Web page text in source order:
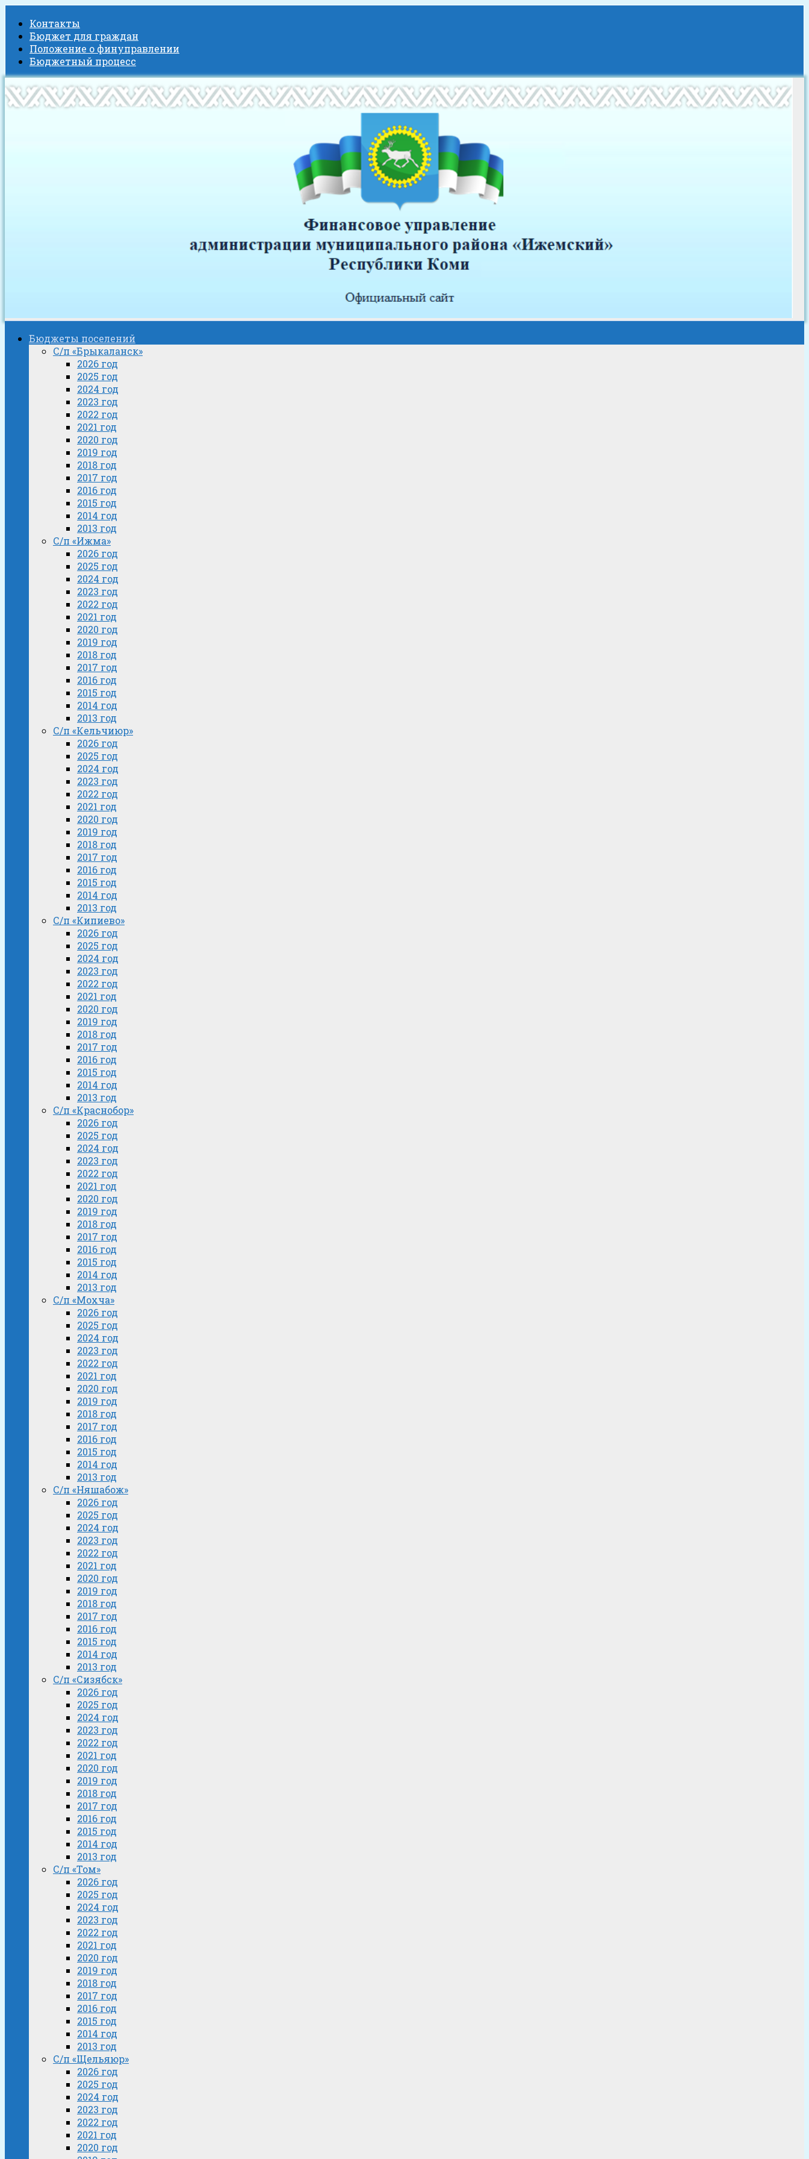
Контакты
Бюджет для граждан
Положение о финуправлении
Бюджетный процесс
Бюджеты поселений
С/п «Брыкаланск»
2026 год
2025 год
2024 год
2023 год
2022 год
2021 год
2020 год
2019 год
2018 год
2017 год
2016 год
2015 год
2014 год
2013 год
С/п «Ижма»
2026 год
2025 год
2024 год
2023 год
2022 год
2021 год
2020 год
2019 год
2018 год
2017 год
2016 год
2015 год
2014 год
2013 год
С/п «Кельчиюр»
2026 год
2025 год
2024 год
2023 год
2022 год
2021 год
2020 год
2019 год
2018 год
2017 год
2016 год
2015 год
2014 год
2013 год
С/п «Кипиево»
2026 год
2025 год
2024 год
2023 год
2022 год
2021 год
2020 год
2019 год
2018 год
2017 год
2016 год
2015 год
2014 год
2013 год
С/п «Краснобор»
2026 год
2025 год
2024 год
2023 год
2022 год
2021 год
2020 год
2019 год
2018 год
2017 год
2016 год
2015 год
2014 год
2013 год
С/п «Мохча»
2026 год
2025 год
2024 год
2023 год
2022 год
2021 год
2020 год
2019 год
2018 год
2017 год
2016 год
2015 год
2014 год
2013 год
С/п «Няшабож»
2026 год
2025 год
2024 год
2023 год
2022 год
2021 год
2020 год
2019 год
2018 год
2017 год
2016 год
2015 год
2014 год
2013 год
С/п «Сизябск»
2026 год
2025 год
2024 год
2023 год
2022 год
2021 год
2020 год
2019 год
2018 год
2017 год
2016 год
2015 год
2014 год
2013 год
С/п «Том»
2026 год
2025 год
2024 год
2023 год
2022 год
2021 год
2020 год
2019 год
2018 год
2017 год
2016 год
2015 год
2014 год
2013 год
С/п «Щельяюр»
2026 год
2025 год
2024 год
2023 год
2022 год
2021 год
2020 год